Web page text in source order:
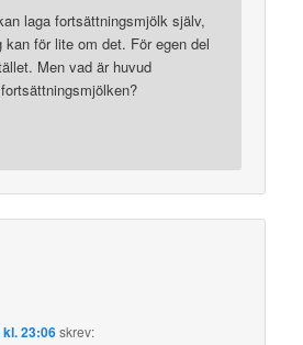
laga fortsättningsmjölk själv,
kan för lite om det. För egen del
Men vad är huvud
23:06skrev: